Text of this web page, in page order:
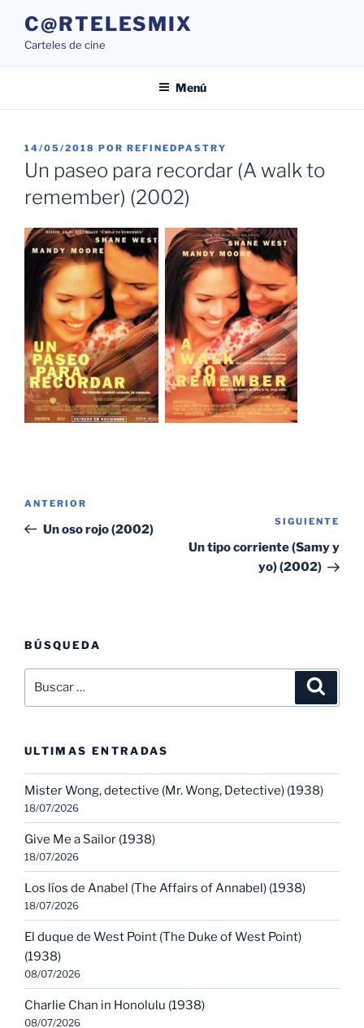
contenido
C@RTELESMIX
Carteles de cine
Menú
PUBLICADO
EL
14/05/2018 POR REFINEDPASTRY
Un paseo para recordar (A walk to
remember) (2002)
entradas
Entrada
anterior:
ANTERIOR
Un oso rojo (2002)
SIGUIENTE
Un tipo corriente (Samy y
yo) (2002)
BÚSQUEDA
por:
ULTIMAS ENTRADAS
Mister Wong, detective (Mr. Wong, Detective) (1938)
18/07/2026
Give Me a Sailor (1938)
18/07/2026
Los líos de Anabel (The Affairs of Annabel) (1938)
18/07/2026
El duque de West Point (The Duke of West Point)
(1938)
08/07/2026
Charlie Chan in Honolulu (1938)
08/07/2026